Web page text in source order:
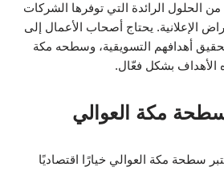
الحلول الرائدة التي توفرها الشركات
الإعلانية. يحتاج أصحاب الأعمال إلى
أهدافهم التسويقية، وسطحه مكة
الأهداف بشكل فعّال.
مكة العوالي
سطحة مكة العوالي خيارًا اقتصاديًا